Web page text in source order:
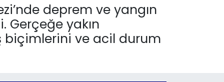
deprem ve yangın
Gerçeğe yakın
biçimlerini ve acil durum